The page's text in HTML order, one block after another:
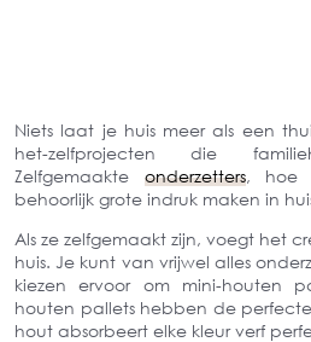
Niets laat je huis meer als een
het-zelfprojecten die
Zelfgemaakte onderzetters, hoe
behoorlijk grote indruk maken in
Als ze zelfgemaakt zijn, voegt het
huis. Je kunt van vrijwel alles
kiezen ervoor om mini-houten
houten pallets hebben de
hout absorbeert elke kleur verf